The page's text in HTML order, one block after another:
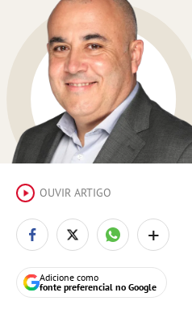
OUVIR ARTIGO
Adicione como
fonte preferencial no Google
+